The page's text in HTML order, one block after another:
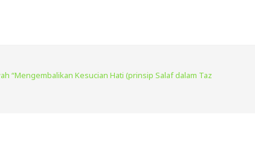
“Mengembalikan Kesucian Hati (prinsip Salaf dalam Tazkiyatun